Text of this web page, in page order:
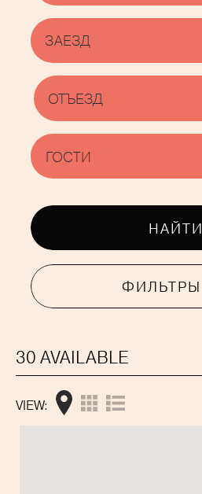
НАЙТИ
ФИЛЬТРЫ
30 AVAILABLE
VIEW: